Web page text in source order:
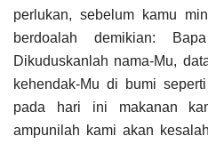
perlukan, sebelum kamu
berdoalah demikian:
Dikuduskanlah nama-Mu,
kehendak-Mu di bumi
pada hari ini makanan
ampunilah kami akan